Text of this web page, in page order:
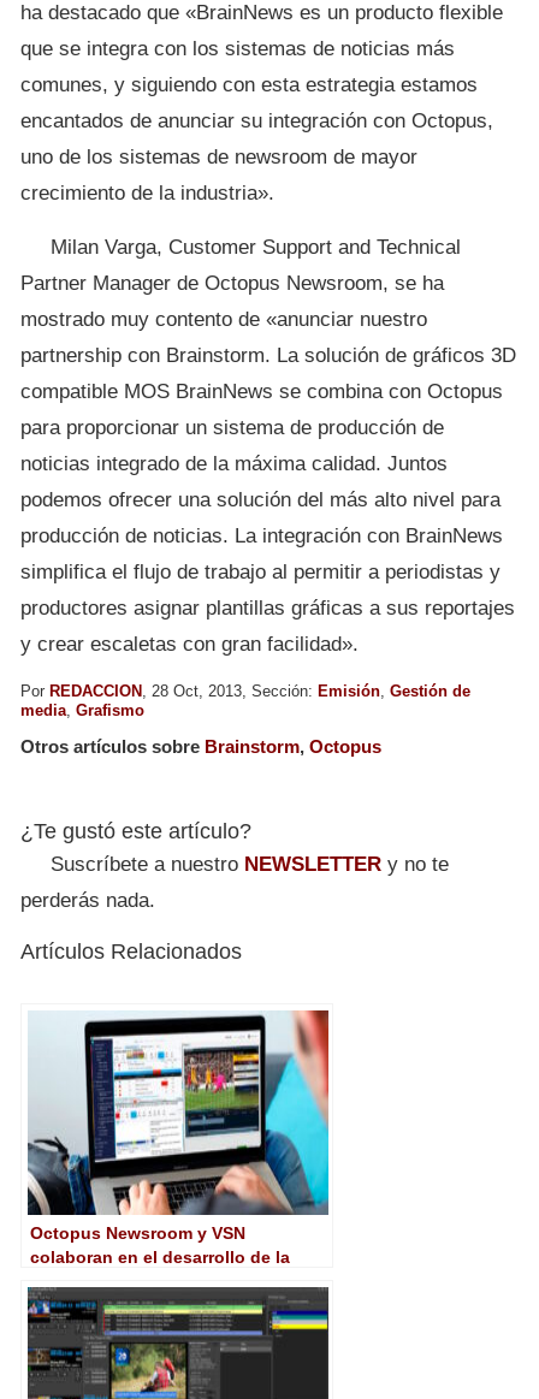
ha destacado que «BrainNews es un producto flexible
que se integra con los sistemas de noticias más
comunes, y siguiendo con esta estrategia estamos
encantados de anunciar su integración con Octopus,
uno de los sistemas de newsroom de mayor
crecimiento de la industria».
Milan Varga, Customer Support and Technical
Partner Manager de Octopus Newsroom, se ha
mostrado muy contento de «anunciar nuestro
partnership con Brainstorm. La solución de gráficos 3D
compatible MOS BrainNews se combina con Octopus
para proporcionar un sistema de producción de
noticias integrado de la máxima calidad. Juntos
podemos ofrecer una solución del más alto nivel para
producción de noticias. La integración con BrainNews
simplifica el flujo de trabajo al permitir a periodistas y
productores asignar plantillas gráficas a sus reportajes
y crear escaletas con gran facilidad».
Por REDACCION , 28 Oct, 2013, Sección: Emisión, Gestión de
media, Grafismo
Otros artículos sobre Brainstorm, Octopus
¿Te gustó este artículo?
Suscríbete a nuestro NEWSLETTER y no te
perderás nada.
Artículos Relacionados
Octopus Newsroom y VSN
colaboran en el desarrollo de la